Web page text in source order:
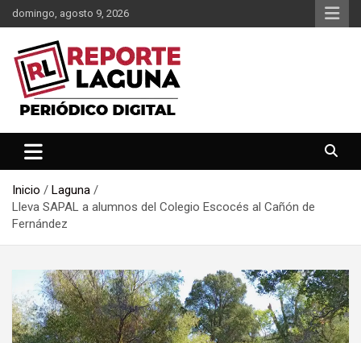
Saltar
al
contenido
domingo, agosto 9, 2026
Reporte Laguna
Inicio
Laguna
Lleva SAPAL a alumnos del Colegio Escocés al Cañón de
Fernández